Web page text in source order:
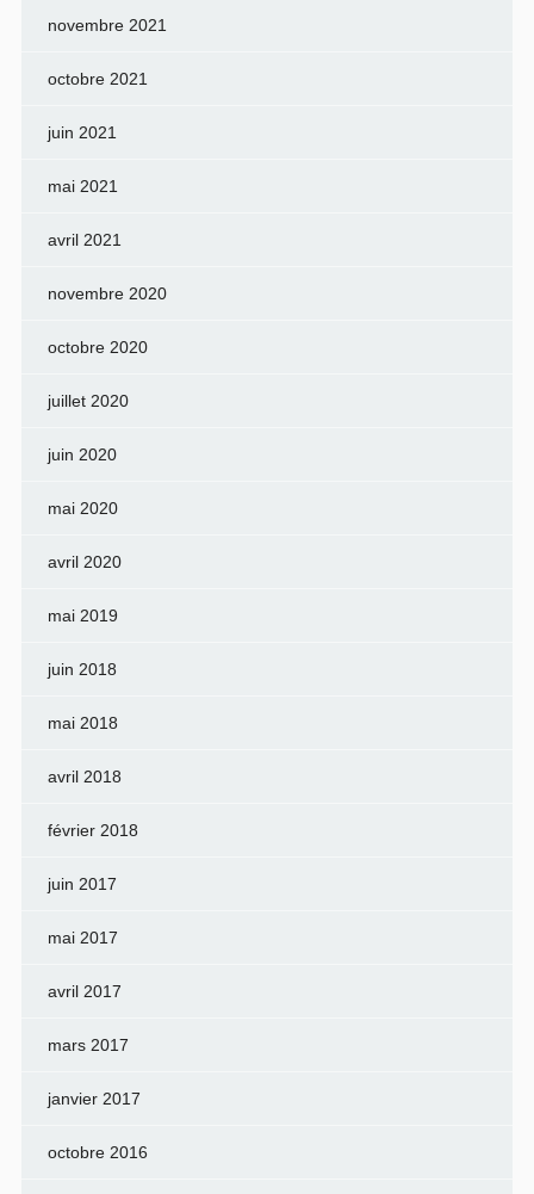
novembre 2021
octobre 2021
juin 2021
mai 2021
avril 2021
novembre 2020
octobre 2020
juillet 2020
juin 2020
mai 2020
avril 2020
mai 2019
juin 2018
mai 2018
avril 2018
février 2018
juin 2017
mai 2017
avril 2017
mars 2017
janvier 2017
octobre 2016